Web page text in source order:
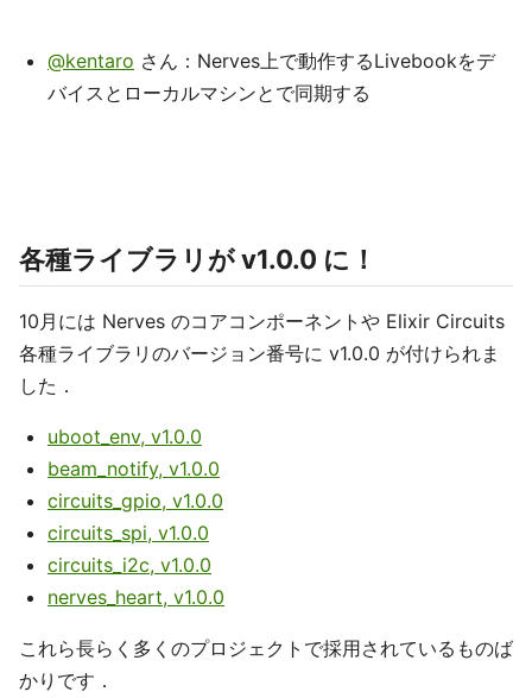
@kentaro さん：Nerves上で動作するLivebookをデ
バイスとローカルマシンとで同期する
各種ライブラリが v1.0.0 に！
10月には Nerves のコアコンポーネントや Elixir Circuits
各種ライブラリのバージョン番号に v1.0.0 が付けられま
した．
uboot_env, v1.0.0
beam_notify, v1.0.0
circuits_gpio, v1.0.0
circuits_spi, v1.0.0
circuits_i2c, v1.0.0
nerves_heart, v1.0.0
これら長らく多くのプロジェクトで採用されているものば
かりです．